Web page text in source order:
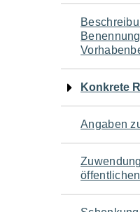
für
den
Konkrete
Angaben